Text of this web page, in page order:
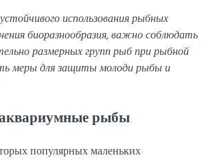
использования рыбных
биоразнообразия, важно соблюдать
размерных групп рыб при рыбной
меры для защиты молоди рыбы и
рыбы
популярных маленьких